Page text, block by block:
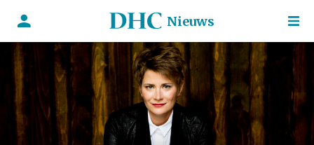
Nieuws